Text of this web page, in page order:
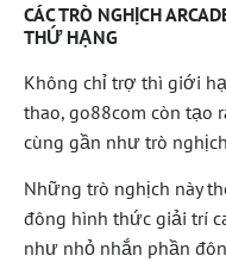
CÁC TRÒ NGHỊCH
THỨ HẠNG
Không chỉ trợ thì giới
thao, go88com còn tạo
cùng gần như trò
Những trò nghịch này
đông hình thức giải trí
như nhỏ nhắn phần